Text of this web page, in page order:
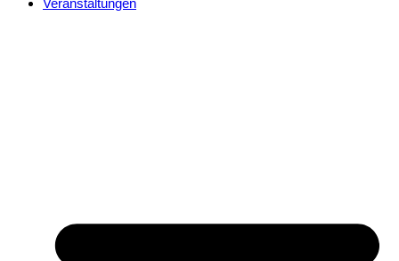
Veranstaltungen